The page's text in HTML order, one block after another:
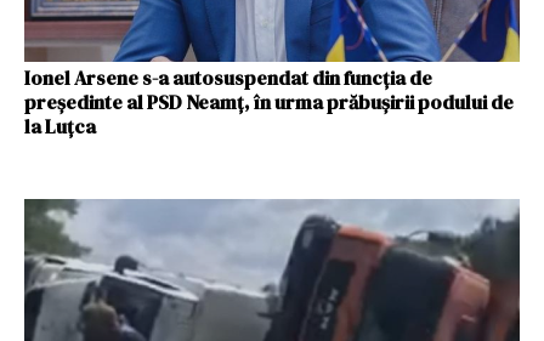
Ionel Arsene s-a autosuspendat din funcția de
președinte al PSD Neamț, în urma prăbușirii podului de
la Luțca